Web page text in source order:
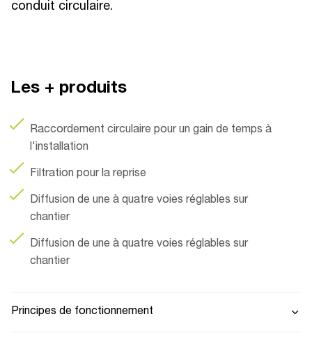
conduit circulaire.
Les + produits
Raccordement circulaire pour un gain de temps à
l'installation
Filtration pour la reprise
Diffusion de une à quatre voies réglables sur
chantier
Diffusion de une à quatre voies réglables sur
chantier
Principes de fonctionnement